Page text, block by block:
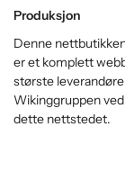
Produksjon
Denne
er et komplett
største
Wikinggruppen
dette nettstedet.